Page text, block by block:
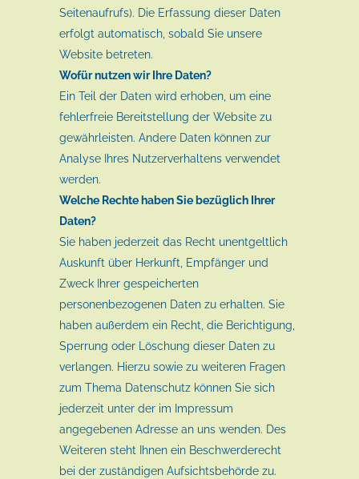
Seitenaufrufs). Die Erfassung dieser Daten
erfolgt automatisch, sobald Sie unsere
Website betreten.
Wofür nutzen wir Ihre Daten?
Ein Teil der Daten wird erhoben, um eine
fehlerfreie Bereitstellung der Website zu
gewährleisten. Andere Daten können zur
Analyse Ihres Nutzerverhaltens verwendet
werden.
Welche Rechte haben Sie bezüglich Ihrer
Daten?
Sie haben jederzeit das Recht unentgeltlich
Auskunft über Herkunft, Empfänger und
Zweck Ihrer gespeicherten
personenbezogenen Daten zu erhalten. Sie
haben außerdem ein Recht, die Berichtigung,
Sperrung oder Löschung dieser Daten zu
verlangen. Hierzu sowie zu weiteren Fragen
zum Thema Datenschutz können Sie sich
jederzeit unter der im Impressum
angegebenen Adresse an uns wenden. Des
Weiteren steht Ihnen ein Beschwerderecht
bei der zuständigen Aufsichtsbehörde zu.